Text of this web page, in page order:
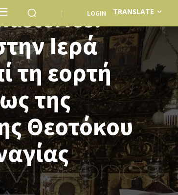
TRANSLATE
LOGIN
Ιερά
τη εορτή
της
Θεοτόκου